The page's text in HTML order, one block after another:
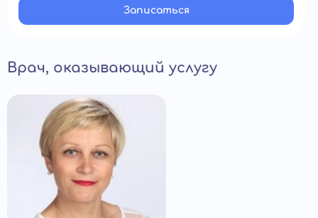
Записатьcя
Врач, оказывающий услугу